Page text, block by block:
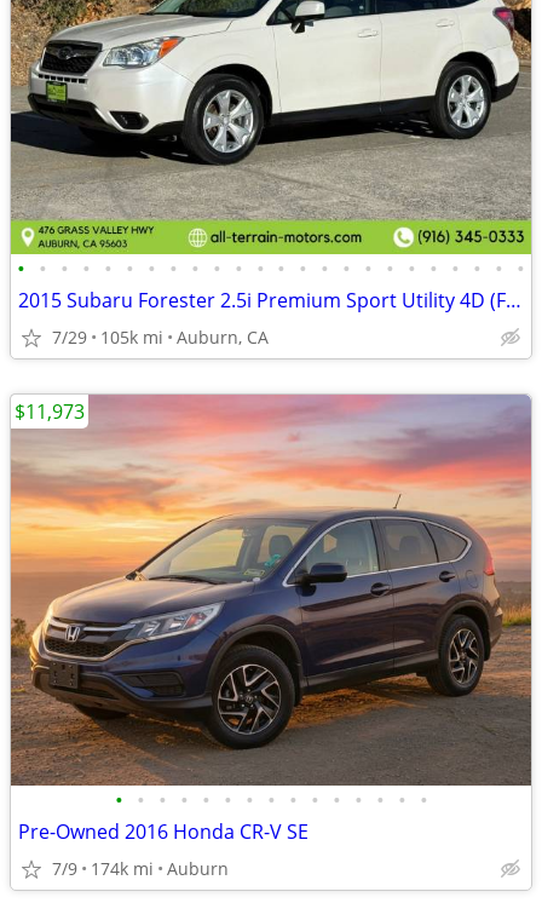
• • • • • • • • • • • • • • • • • • • • • • • •
2015 Subaru Forester 2.5i Premium Sport Utility 4D (FREE 3 MONTH WARRA
7/29 105k mi Auburn, CA
• • • • • • • • • • • • • • •
Pre-Owned 2016 Honda CR-V SE
7/9 174k mi Auburn
$11,973